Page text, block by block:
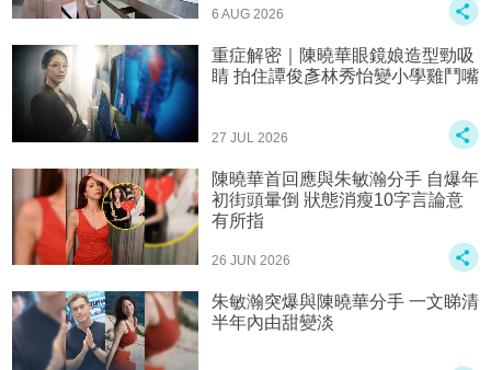
6 AUG 2026
重症解密｜陳曉華眼鏡娘造型勁吸
睛 拍住譚俊彥林秀怡變小學雞鬥嘴
27 JUL 2026
陳曉華首回應與朱敏瀚分手 自爆年
初街頭暈倒 狀態消瘦10字言論意
有所指
26 JUN 2026
朱敏瀚突爆與陳曉華分手 一文睇清
半年內由甜變淡